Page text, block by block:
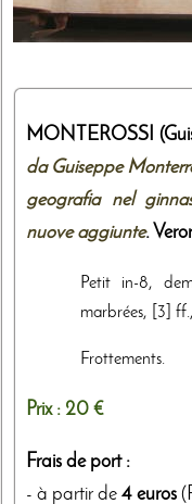
MONTEROSSI
da Guiseppe
geografia nel
nuove aggiunte.
Petit in-8,
marbrées, [3]
Frottements.
Prix : 20 €
Frais de port :
- à partir de 4 euros